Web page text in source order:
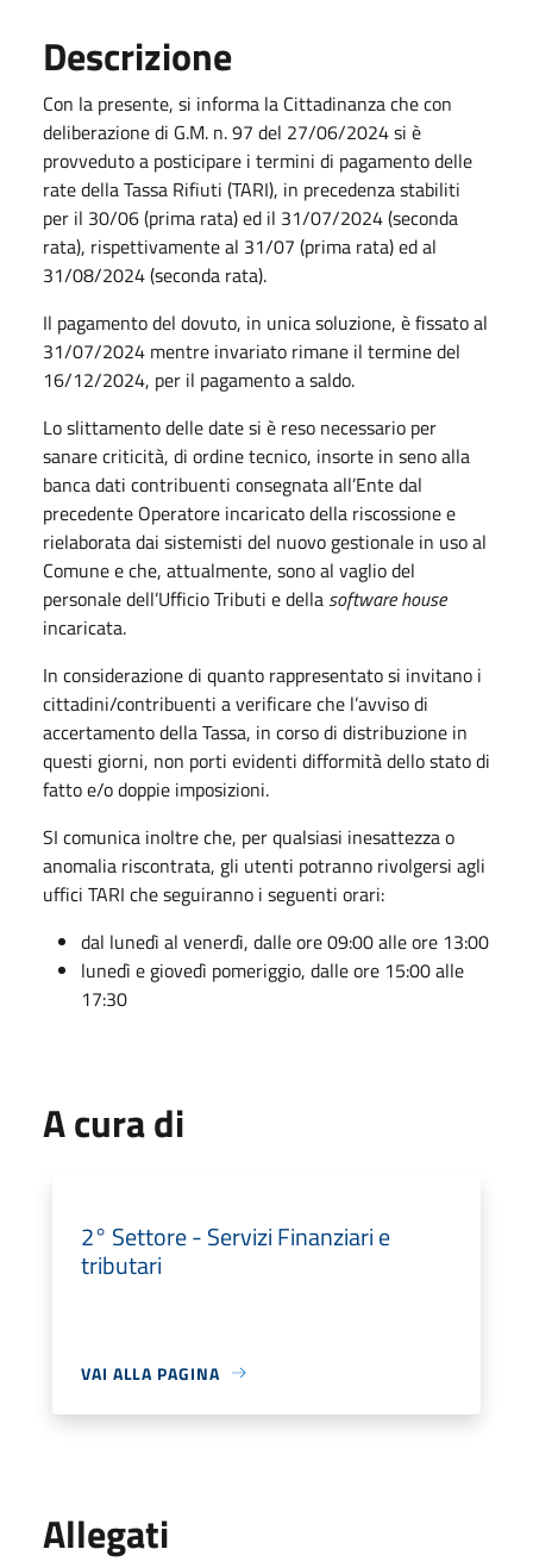
Descrizione
Con la presente, si informa la Cittadinanza che con
deliberazione di G.M. n. 97 del 27/06/2024 si è
provveduto a posticipare i termini di pagamento delle
rate della Tassa Rifiuti (TARI), in precedenza stabiliti
per il 30/06 (prima rata) ed il 31/07/2024 (seconda
rata), rispettivamente al 31/07 (prima rata) ed al
31/08/2024 (seconda rata).
Il pagamento del dovuto, in unica soluzione, è fissato al
31/07/2024 mentre invariato rimane il termine del
16/12/2024, per il pagamento a saldo.
Lo slittamento delle date si è reso necessario per
sanare criticità, di ordine tecnico, insorte in seno alla
banca dati contribuenti consegnata all’Ente dal
precedente Operatore incaricato della riscossione e
rielaborata dai sistemisti del nuovo gestionale in uso al
Comune e che, attualmente, sono al vaglio del
personale dell’Ufficio Tributi e della software house
incaricata.
In considerazione di quanto rappresentato si invitano i
cittadini/contribuenti a verificare che l’avviso di
accertamento della Tassa, in corso di distribuzione in
questi giorni, non porti evidenti difformità dello stato di
fatto e/o doppie imposizioni.
SI comunica inoltre che, per qualsiasi inesattezza o
anomalia riscontrata, gli utenti potranno rivolgersi agli
uffici TARI che seguiranno i seguenti orari:
dal lunedì al venerdì, dalle ore 09:00 alle ore 13:00
lunedì e giovedì pomeriggio, dalle ore 15:00 alle
17:30
A cura di
2° Settore - Servizi Finanziari e
tributari
VAI ALLA PAGINA
Allegati